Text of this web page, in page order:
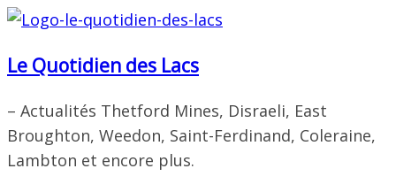
Passer
contenu
Le Quotidien des Lacs
– Actualités Thetford Mines, Disraeli, East
Broughton, Weedon, Saint-Ferdinand, Coleraine,
Lambton et encore plus.